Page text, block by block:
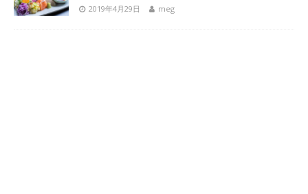
2019年4月29日 meg